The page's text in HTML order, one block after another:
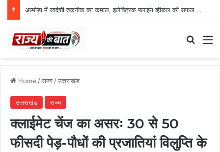
अल्मोड़ा में स्वदेशी तकनीक का कमाल, इलेक्ट्रिक फ्लाइंग व्हीकल की सफल ट्रायल उड़ान
Home /राज्य/उत्तराखंड
उत्तराखंड राज्य
क्लाईमेट चेंज का असरः 30 से 50
फीसदी पेड़-पौधों की प्रजातियां विलुप्ति के